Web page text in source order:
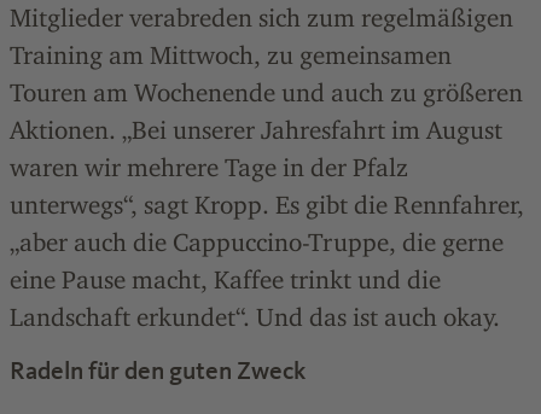
Mitglieder verabreden sich zum regelmäßigen
Training am Mittwoch, zu gemeinsamen
Touren am Wochenende und auch zu größeren
Aktionen. „Bei unserer Jahresfahrt im August
waren wir mehrere Tage in der Pfalz
unterwegs“, sagt Kropp. Es gibt die Rennfahrer,
„aber auch die Cappuccino-Truppe, die gerne
eine Pause macht, Kaffee trinkt und die
Landschaft erkundet“. Und das ist auch okay.
Radeln für den guten Zweck